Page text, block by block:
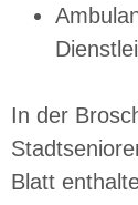
In der
Blatt